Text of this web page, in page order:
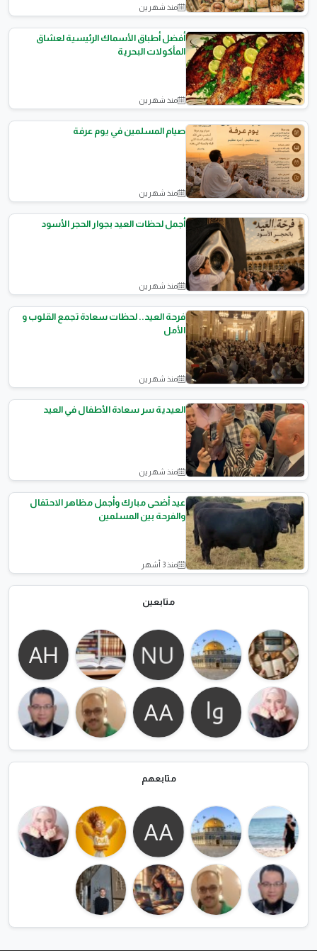
متابعين
متابعهم
الحلويات
منذ شهرين
اطباق رئيسية
أفضل أطباق الأسماك الرئيسية لعشاق
المأكولات البحرية
منذ شهرين
مقالات اسلامية
صيام المسلمين في يوم عرفة
منذ شهرين
الأحجار الكريمة
أجمل لحظات العيد بجوار الحجر الأسود
منذ شهرين
المقالات العامة
فرحة العيد.. لحظات سعادة تجمع القلوب و
الأمل
منذ شهرين
مقالات التجارة
العيدية سر سعادة الأطفال في العيد
منذ شهرين
المقالات العامة
عيد أضحى مبارك وأجمل مظاهر الاحتفال
والفرحة بين المسلمين
منذ 3 أشهر